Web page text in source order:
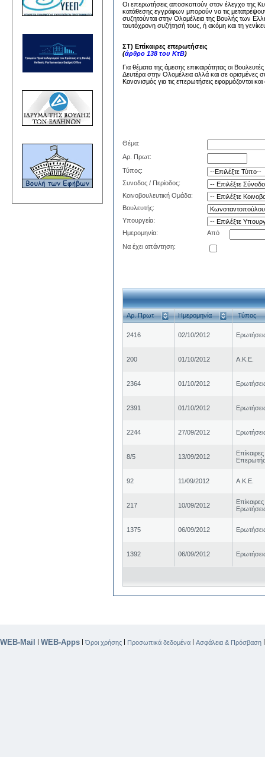
Οι επερωτήσεις αποσκοπούν στον έλεγχο της
κατάθεσης εγγράφων μπορούν να τις
συζητούνται στην Ολομέλεια της Βουλής των
ταυτόχρονη συζήτησή τους, ή ακόμη και τη
ΣΤ) Επίκαιρες επερωτήσεις
(άρθρο 138 του ΚτΒ)
Για θέματα της άμεσης επικαιρότητας οι
Δευτέρα στην Ολομέλεια αλλά και σε ορισμένες
Κανονισμός για τις επερωτήσεις εφαρμόζονται
Θέμα:
Αρ. Πρωτ:
Τύπος:
Συνοδος / Περίοδος:
Κοινοβουλευτική Ομάδα:
Βουλευτής:
Υπουργεία:
Ημερομηνία:
Από
Να έχει απάντηση:
Αρ. Πρωτ Ημερομηνία Τύπος
2416 02/10/2012
200 01/10/2012 Α.Κ.Ε.
2364 01/10/2012
2391 01/10/2012
2244 27/09/2012
8/5 13/09/2012
Επίκαιρες
92 11/09/2012 Α.Κ.Ε.
217 10/09/2012
Επίκαιρες
1375 06/09/2012
1392 06/09/2012
WEB-Mail WEB-Apps |Όροι χρήσης Προσωπικά δεδομένα Ασφάλεια & Πρόσβαση